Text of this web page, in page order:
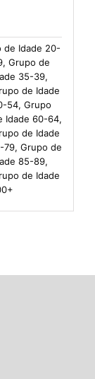
de Idade 20-
Grupo de
35-39,
de Idade
54, Grupo
Idade 60-64,
de Idade
79, Grupo de
85-89,
de Idade